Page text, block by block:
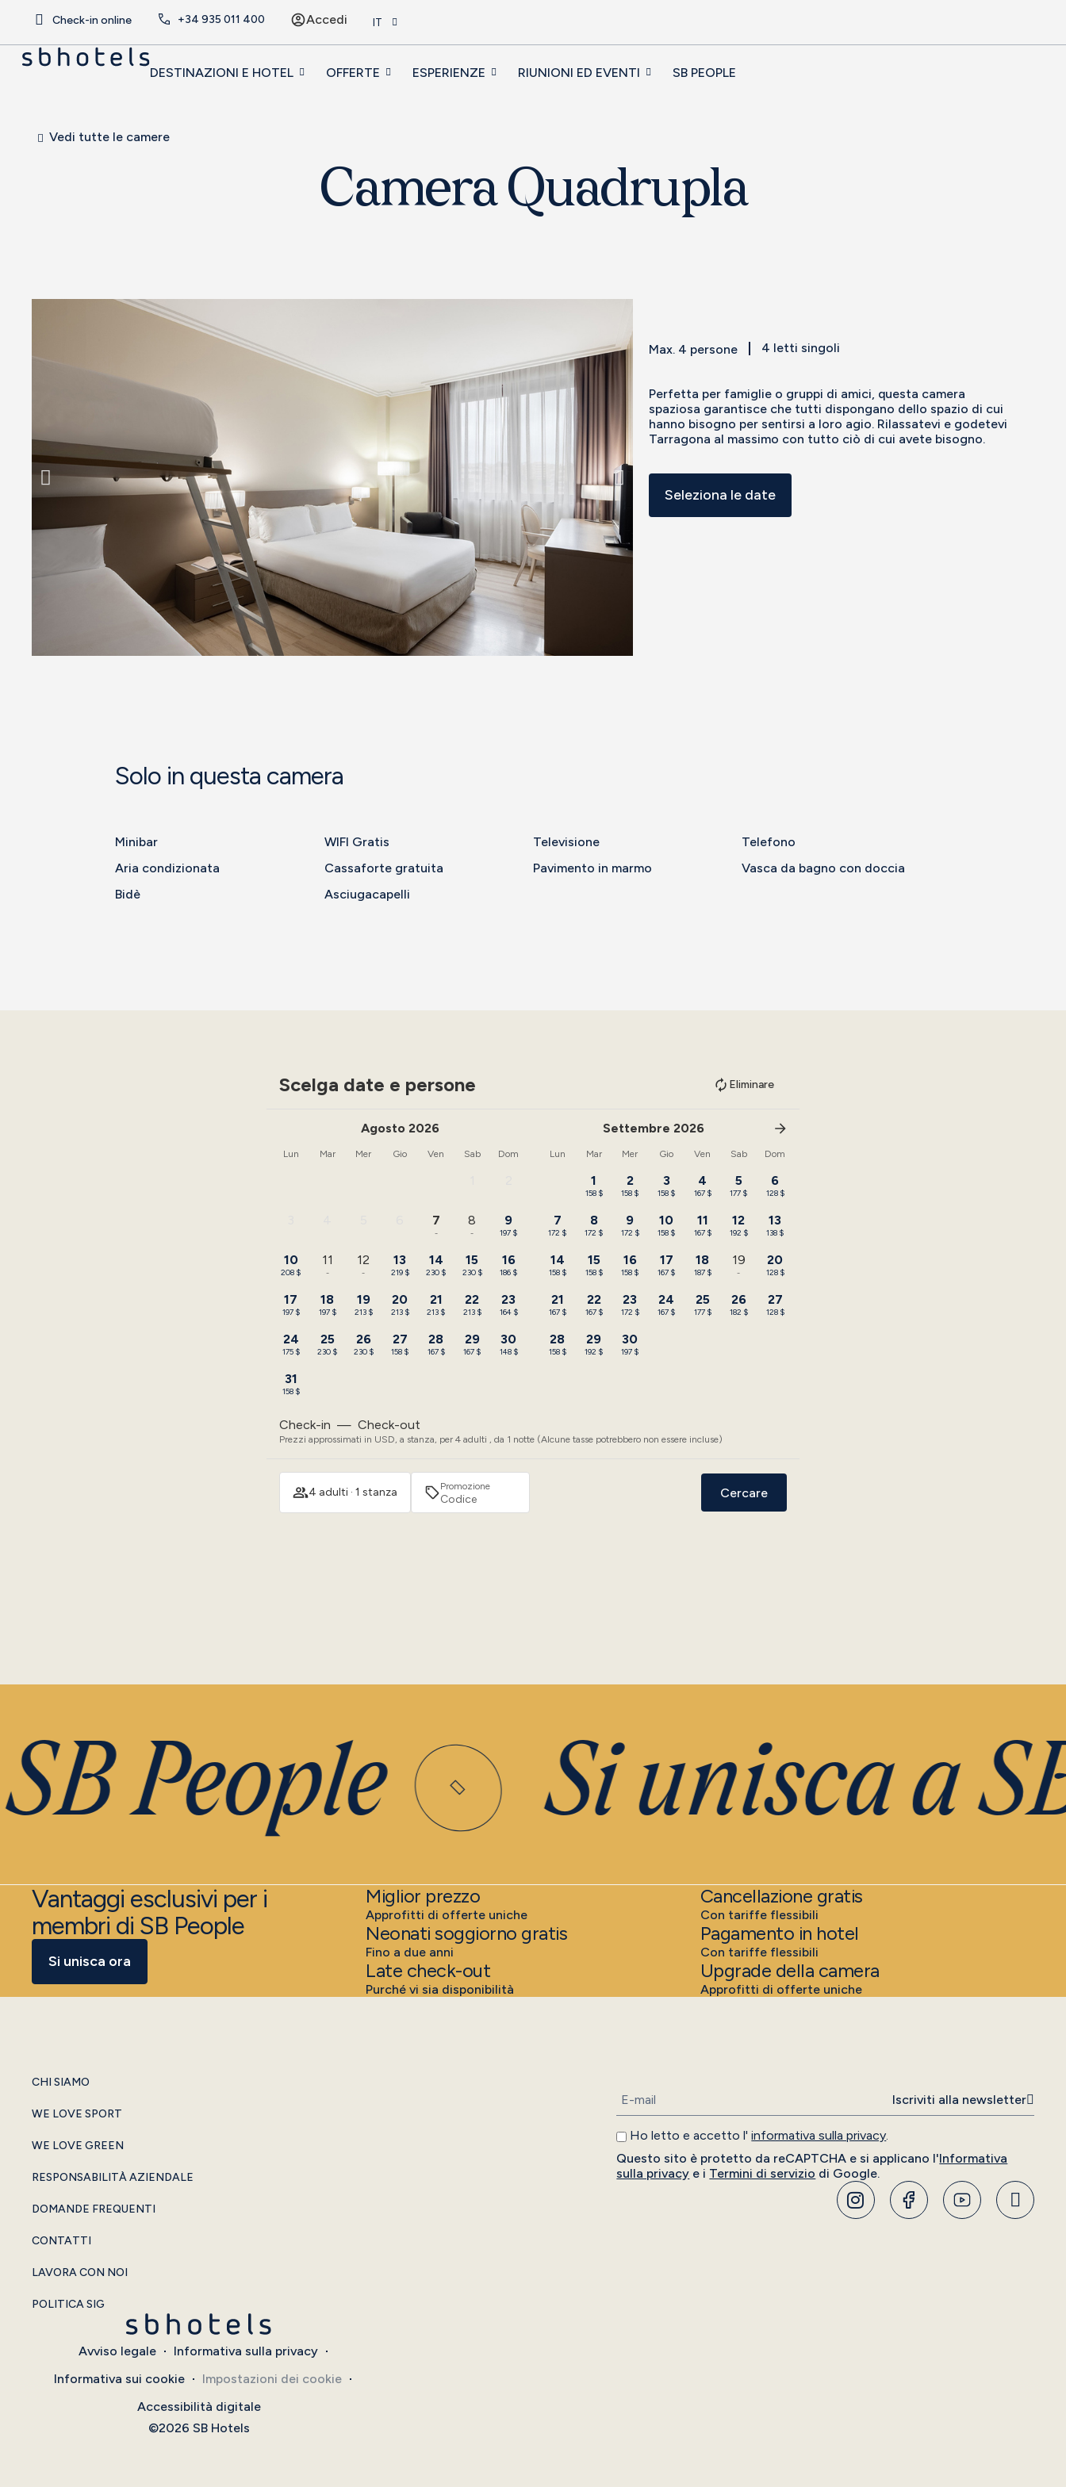
Check-in online +34 935 011 400 Accedi IT
DESTINAZIONI E HOTEL OFFERTE ESPERIENZE RIUNIONI ED EVENTI SB PEOPLE
Vedi tutte le camere
Camera Quadrupla
Max. 4 persone 4 letti singoli
Perfetta per famiglie o gruppi di amici, questa camera
spaziosa garantisce che tutti dispongano dello spazio di cui
hanno bisogno per sentirsi a loro agio. Rilassatevi e godetevi
Tarragona al massimo con tutto ciò di cui avete bisogno.
Seleziona le date
Solo in questa camera
Minibar WIFI Gratis Televisione
Telefono
Aria condizionata
Cassaforte gratuita Pavimento in marmo
Vasca da bagno con doccia
Bidè
Asciugacapelli
Scelga date e persone Eliminare
Agosto 2026
Lun Mar Mer Gio Ven Sab Dom
7
-
8
-
9
197 $
10
208 $
11
-
12
-
13
219 $
14
230 $
15
230 $
16
186 $
17
197 $
18
197 $
19
213 $
20
213 $
21
213 $
22
213 $
23
164 $
24
175 $
25
230 $
26
230 $
27
158 $
28
167 $
29
167 $
30
148 $
31
158 $
Settembre 2026
Lun Mar Mer Gio Ven Sab Dom
1
158 $
2
158 $
3
158 $
4
167 $
5
177 $
6
128 $
7
172 $
8
172 $
9
172 $
10
158 $
11
167 $
12
192 $
13
138 $
14
158 $
15
158 $
16
158 $
17
167 $
18
187 $
19
-
20
128 $
21
167 $
22
167 $
23
172 $
24
167 $
25
177 $
26
182 $
27
128 $
28
158 $
29
192 $
30
197 $
Check-in — Check-out
Prezzi approssimati in USD, a stanza, per 4 adulti , da 1 notte (Alcune tasse potrebbero non essere incluse)
4 adulti · 1 stanza Promozione Cercare
People Si unisca a
Vantaggi esclusivi per i
membri di SB People
Si unisca ora
Miglior prezzo
Approfitti di offerte uniche
Neonati soggiorno gratis
Fino a due anni
Late check-out
Purché vi sia disponibilità
Cancellazione gratis
Con tariffe flessibili
Pagamento in hotel
Con tariffe flessibili
Upgrade della camera
Approfitti di offerte uniche
CHI SIAMO
WE LOVE SPORT
WE LOVE GREEN
RESPONSABILITÀ AZIENDALE
DOMANDE FREQUENTI
CONTATTI
LAVORA CON NOI
POLITICA SIG
Ho letto e accetto l'informativa sulla privacy.
Questo sito è protetto da reCAPTCHA e si applicano l'Informativa
sulla privacy e i Termini di servizio di Google.
Iscriviti alla newsletter
Avviso legale
Informativa sulla privacy
Informativa sui cookie
Impostazioni dei cookie
Accessibilità digitale
©2026 SB Hotels